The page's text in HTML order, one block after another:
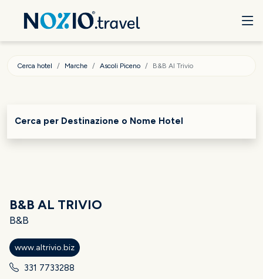
Cerca hotel Marche Ascoli Piceno B&B Al Trivio
Cerca per Destinazione o Nome Hotel
B&B AL TRIVIO
B&B
www.altrivio.biz
331 7733288